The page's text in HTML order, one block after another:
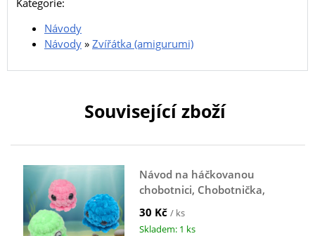
Návody
Návody » Zvířátka (amigurumi)
Související zboží
Návod na háčkovanou
chobotnici, Chobotnička,
30 Kč / ks
Skladem: 1 ks